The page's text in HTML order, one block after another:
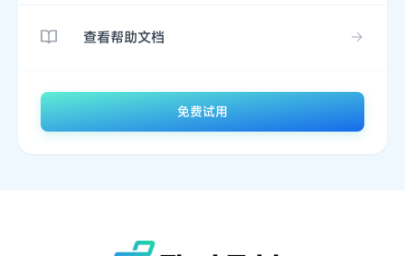
查看帮助文档
免费试用